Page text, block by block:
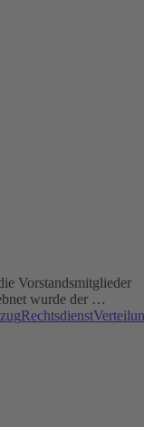
Vorstandsmitglieder
wurde der …
Rechtsdienst